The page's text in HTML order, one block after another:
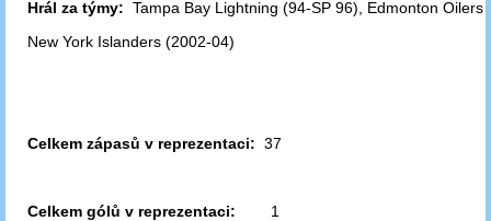
Hrál za týmy: Tampa Bay Lightning (94-SP 96), Edmonton Oilers
New York Islanders (2002-04)
Celkem zápasů v reprezentaci: 37
Celkem gólů v reprezentaci: 1